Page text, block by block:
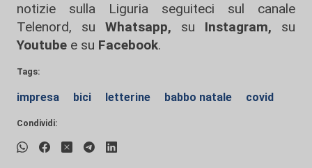
notizie sulla Liguria seguiteci sul canale
Telenord, su
Whatsapp, su Instagram, su
Youtube e su Facebook.
Tags:
impresa bici letterine babbo natale covid
Condividi: